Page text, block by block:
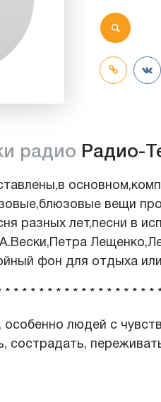
радио Радио-
вещи
разных лет,песни в
фон для отдыха
* * * * * * * * * * * * * * * * *
людей с
сострадать,